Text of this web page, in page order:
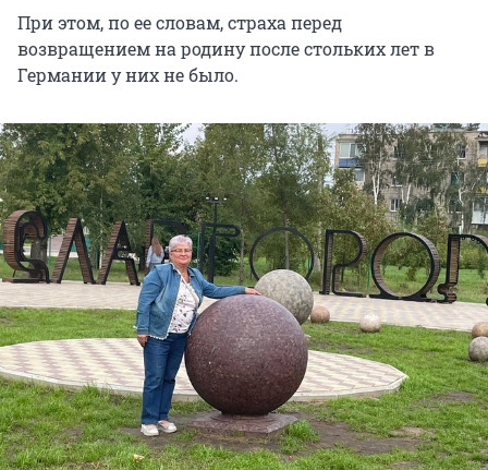
При этом, по ее словам, страха перед
возвращением на родину после стольких лет в
Германии у них не было.